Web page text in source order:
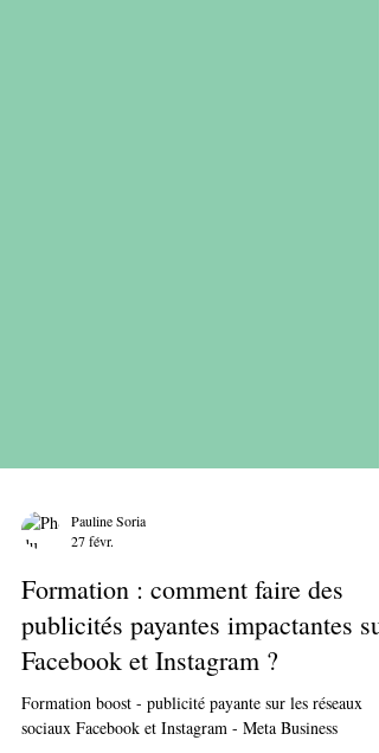
27 févr.
Formation : comment faire des
publicités payantes impactantes sur
Facebook et Instagram ?
Formation boost - publicité payante sur les réseaux